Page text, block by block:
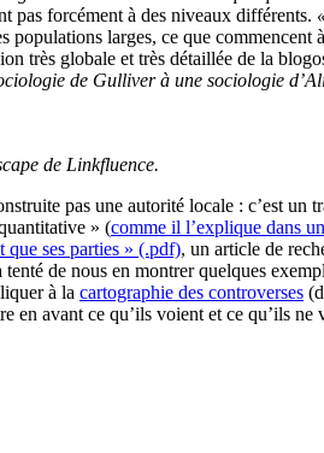
pas forcément à des niveaux différents.
populations larges, ce que commencent
très globale et très détaillée de la
de Gulliver à une sociologie
de Linkfluence.
pas une autorité locale : c’est un
» (comme il l’explique dans
que ses parties » (.pdf), un article de
de nous en montrer quelques
à la cartographie des controverses
avant ce qu’ils voient et ce qu’ils